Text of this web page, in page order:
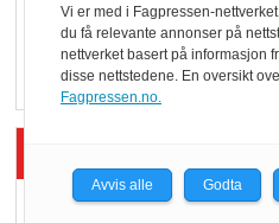
Q
Rema
Vi er med i Fagpressen-
du få relevante annonser på
nettverket basert på informasjon
disse nettstedene. En oversikt
Fagpressen.no.
Avvis alle Godta